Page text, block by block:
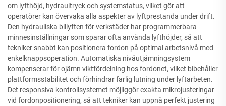
om lyfthöjd, hydraultryck och systemstatus, vilket gör att
operatörer kan övervaka alla aspekter av lyftprestanda under drift.
Den hydrauliska billyften för verkstäder har programmerbara
minnesinställningar som sparar ofta använda lyfthöjder, så att
tekniker snabbt kan positionera fordon på optimal arbetsnivå med
enkelknappsoperation. Automatiska nivåutjämningsystem
kompenserar för ojämn viktfördelning hos fordonet, vilket bibehåller
plattformsstabilitet och förhindrar farlig lutning under lyftarbeten.
Det responsiva kontrollsystemet möjliggör exakta mikrojusteringar
vid fordonpositionering, så att tekniker kan uppnå perfekt justering